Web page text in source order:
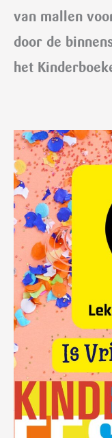
van mallen
door de
het